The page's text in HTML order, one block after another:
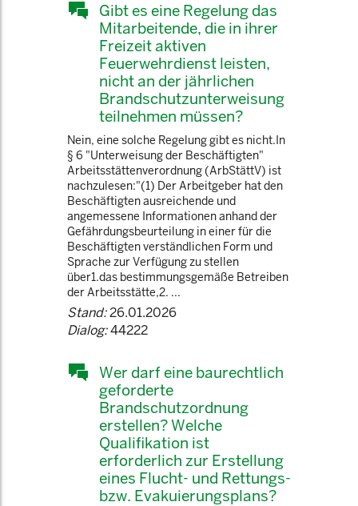
Gibt es eine Regelung das
Mitarbeitende, die in ihrer
Freizeit aktiven
Feuerwehrdienst leisten,
nicht an der jährlichen
Brandschutzunterweisung
teilnehmen müssen?
Nein, eine solche Regelung gibt es nicht.In
§ 6 "Unterweisung der Beschäftigten"
Arbeitsstättenverordnung (ArbStättV) ist
nachzulesen:"(1) Der Arbeitgeber hat den
Beschäftigten ausreichende und
angemessene Informationen anhand der
Gefährdungsbeurteilung in einer für die
Beschäftigten verständlichen Form und
Sprache zur Verfügung zu stellen
über1.das bestimmungsgemäße Betreiben
der Arbeitsstätte,2. ...
Stand:26.01.2026
Dialog:44222
Wer darf eine baurechtlich
geforderte
Brandschutzordnung
erstellen? Welche
Qualifikation ist
erforderlich zur Erstellung
eines Flucht- und Rettungs-
bzw. Evakuierungsplans?